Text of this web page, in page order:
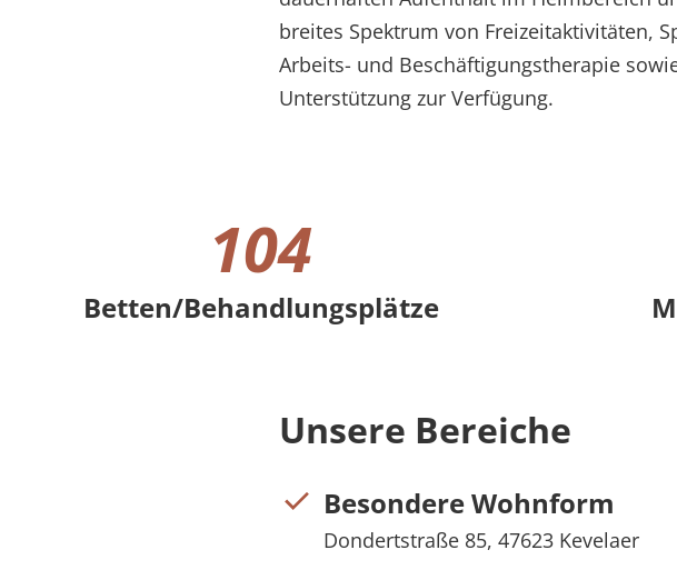
breites Spektrum von Freizeitaktivitäten,
Arbeits- und Beschäftigungstherapie
Unterstützung zur Verfügung.
104
Betten/Behandlungsplätze
Unsere Bereiche
Besondere Wohnform
Dondertstraße 85, 47623 Kevelaer